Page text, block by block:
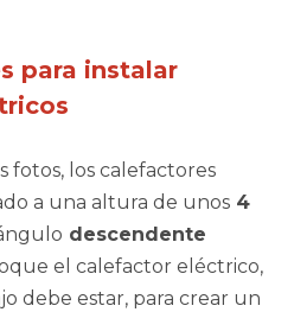
para instalar
fotos, los calefactores
a una altura de unos 4
descendente
el calefactor eléctrico,
debe estar, para crear un